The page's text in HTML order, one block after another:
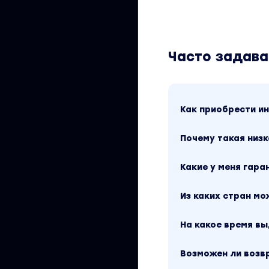
Как выбрать ту
Всего
Сентябрь 2022.
курса у автора
Осипов» можно
Часто
Как приобрести
Почему такая
Какие у меня
Из каких стран
На какое время
Возможен ли